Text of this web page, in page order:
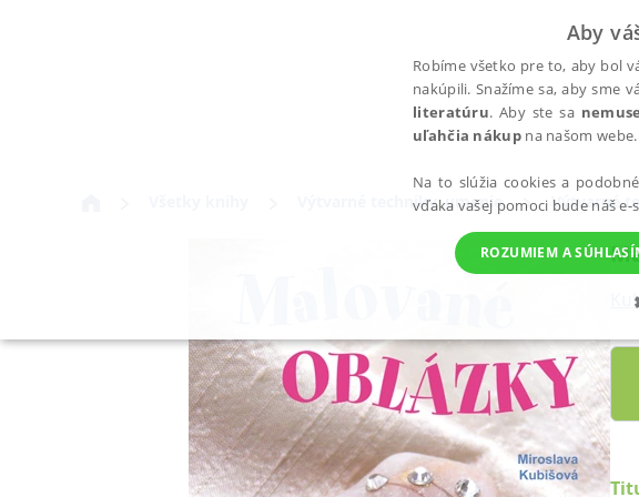
Výtvarné techniky, umenie Výtvarné
Aby
Robíme všetko pre to, aby bol
nakúpili. Snažíme sa, aby sme
literatúru. Aby ste sa
uľahčia nákupna našom webe.
Na to slúžia cookies a
vďaka vašej pomoci bude náš
ROZUMIEM A
POTREBNÉ ANALYTICKÉ
Potrebné
Nevyhnutné súbory cookie umožňujú základné funkcie webovej stránky, ako je